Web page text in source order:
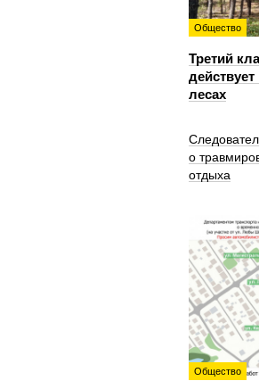
Общество
Третий
лесах
о
отдыха
Общество